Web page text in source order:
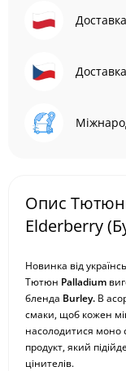
Опис Тютюн
Elderberry
Новинка від
Тютюн Palladium
бленда Burley. В
смаки, щоб кожен
насолодитися моно
продукт, який
цінителів.